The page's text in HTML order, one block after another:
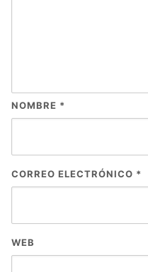
NOMBRE *
CORREO ELECTRÓNICO *
WEB